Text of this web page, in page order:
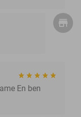
En ben